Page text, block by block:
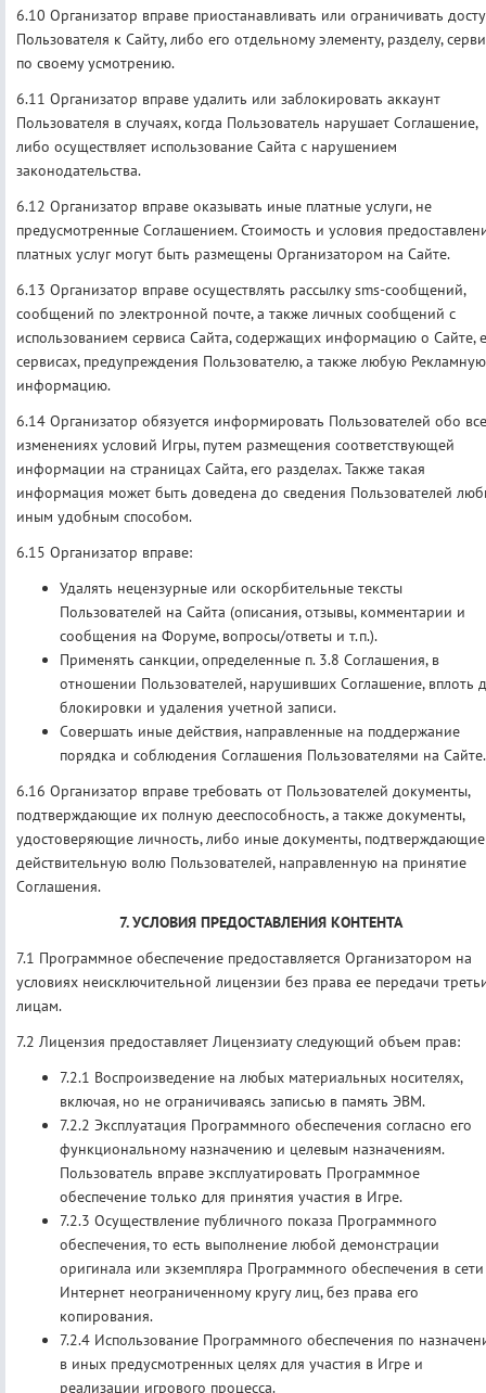
6.10 Организатор вправе приостанавливать или ограничивать
Пользователя к Сайту, либо его отдельному элементу, разделу,
по своему усмотрению.
6.11 Организатор вправе удалить или заблокировать аккаунт
Пользователя в случаях, когда Пользователь нарушает Соглашение,
либо осуществляет использование Сайта с нарушением
законодательства.
6.12 Организатор вправе оказывать иные платные услуги, не
предусмотренные Соглашением. Стоимость и условия
платных услуг могут быть размещены Организатором на Сайте.
6.13 Организатор вправе осуществлять рассылку sms-сообщений,
сообщений по электронной почте, а также личных сообщений с
использованием сервиса Сайта, содержащих информацию о Сайте,
сервисах, предупреждения Пользователю, а также любую Рекламную
информацию.
6.14 Организатор обязуется информировать Пользователей обо
изменениях условий Игры, путем размещения соответствующей
информации на страницах Сайта, его разделах. Также такая
информация может быть доведена до сведения Пользователей
иным удобным способом.
6.15 Организатор вправе:
Удалять нецензурные или оскорбительные тексты
Пользователей на Сайта (описания, отзывы, комментарии и
сообщения на Форуме, вопросы/ответы и т.п.).
Применять санкции, определенные п. 3.8 Соглашения, в
отношении Пользователей, нарушивших Соглашение, вплоть
блокировки и удаления учетной записи.
Совершать иные действия, направленные на поддержание
порядка и соблюдения Соглашения Пользователями на Сайте.
6.16 Организатор вправе требовать от Пользователей документы,
подтверждающие их полную дееспособность, а также документы,
удостоверяющие личность, либо иные документы, подтверждающие
действительную волю Пользователей, направленную на принятие
Соглашения.
7. УСЛОВИЯ ПРЕДОСТАВЛЕНИЯ КОНТЕНТА
7.1 Программное обеспечение предоставляется Организатором на
условиях неисключительной лицензии без права ее передачи
лицам.
7.2 Лицензия предоставляет Лицензиату следующий объем прав:
7.2.1 Воспроизведение на любых материальных носителях,
включая, но не ограничиваясь записью в память ЭВМ.
7.2.2 Эксплуатация Программного обеспечения согласно его
функциональному назначению и целевым назначениям.
Пользователь вправе эксплуатировать Программное
обеспечение только для принятия участия в Игре.
7.2.3 Осуществление публичного показа Программного
обеспечения, то есть выполнение любой демонстрации
оригинала или экземпляра Программного обеспечения в сети
Интернет неограниченному кругу лиц, без права его
копирования.
7.2.4 Использование Программного обеспечения по
в иных предусмотренных целях для участия в Игре и
реализации игрового процесса.